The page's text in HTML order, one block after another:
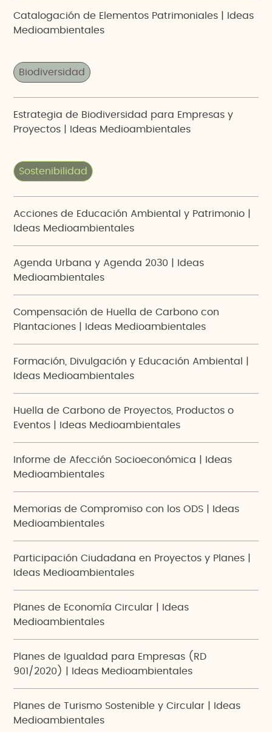
Catalogación de Elementos Patrimoniales | Ideas
Medioambientales
Biodiversidad
Estrategia de Biodiversidad para Empresas y
Proyectos | Ideas Medioambientales
Sostenibilidad
Acciones de Educación Ambiental y Patrimonio |
Ideas Medioambientales
Agenda Urbana y Agenda 2030 | Ideas
Medioambientales
Compensación de Huella de Carbono con
Plantaciones | Ideas Medioambientales
Formación, Divulgación y Educación Ambiental |
Ideas Medioambientales
Huella de Carbono de Proyectos, Productos o
Eventos | Ideas Medioambientales
Informe de Afección Socioeconómica | Ideas
Medioambientales
Memorias de Compromiso con los ODS | Ideas
Medioambientales
Participación Ciudadana en Proyectos y Planes |
Ideas Medioambientales
Planes de Economía Circular | Ideas
Medioambientales
Planes de Igualdad para Empresas (RD
901/2020) | Ideas Medioambientales
Planes de Turismo Sostenible y Circular | Ideas
Medioambientales